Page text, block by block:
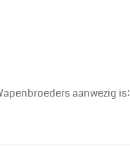
aanwezig is: